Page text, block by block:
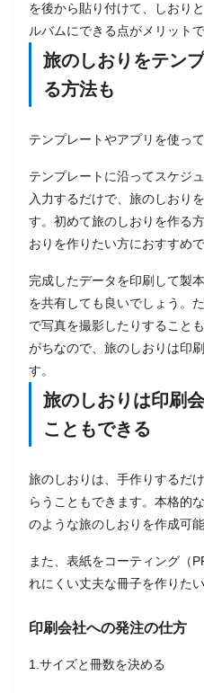
を後から貼り付けて、しおり
ルバムにできる点がメリットで
旅のしおりをテン
る方法も
テンプレートやアプリを使っ
テンプレートに沿ってスケジ
入力するだけで、旅のしおり
す。初めて旅のしおりを作る
おりを作りたい方におすすめで
完成したデータを印刷して製
を共有しても良いでしょう。
で写真を撮影したりすること
がちなので、旅のしおりは印
す。
旅のしおりは印刷
こともできる
旅のしおりは、手作りするだ
らうこともできます。本格的
のような旅のしおりを作成可能
また、表紙をコーティング（
れにくい丈夫な冊子を作りた
印刷会社への発注の仕方
1.サイズと冊数を決める